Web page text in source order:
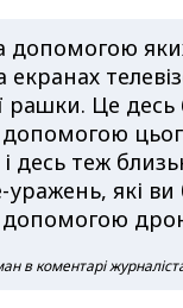
допомогою
екранах
рашки. Це десь
допомогою
десь теж
які ви
допомогою
в коментарі